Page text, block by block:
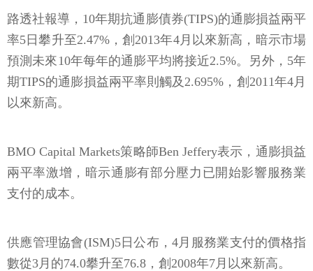
路透社報導，10年期抗通膨債券(TIPS)的通膨損益兩平
率5日攀升至2.47%，創2013年4月以來新高，暗示市場
預測未來10年每年的通膨平均將接近2.5%。另外，5年
期TIPS的通膨損益兩平率則觸及2.695%，創2011年4月
以來新高。
BMO Capital Markets策略師Ben Jeffery表示，通膨損益
兩平率激增，暗示通膨有部分壓力已開始影響服務業
支付的成本。
供應管理協會(ISM)5日公布，4月服務業支付的價格指
數從3月的74.0攀升至76.8，創2008年7月以來新高。